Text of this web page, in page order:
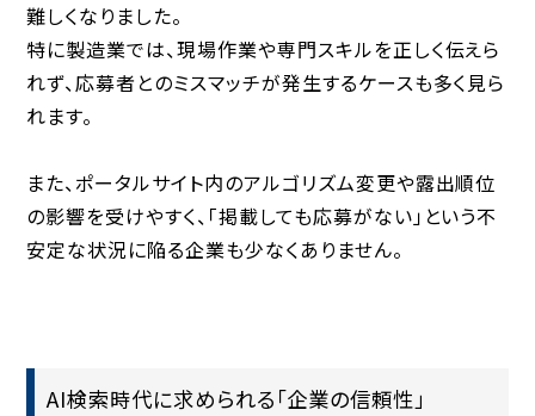
難しくなりました。
特に製造業では、現場作業や専門スキルを正しく伝えら
れず、応募者とのミスマッチが発生するケースも多く見ら
れます。
また、ポータルサイト内のアルゴリズム変更や露出順位
の影響を受けやすく、「掲載しても応募がない」という不
安定な状況に陥る企業も少なくありません。
AI検索時代に求められる「企業の信頼性」